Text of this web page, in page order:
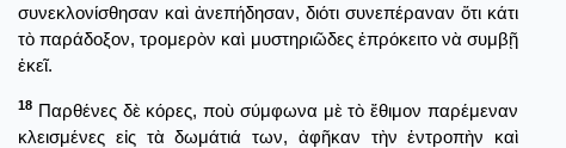
συνεκλονίσθησαν καὶ ἀνεπήδησαν, διότι συνεπέραναν ὅτι κάτι
τὸ παράδοξον, τρομερὸν καὶ μυστηριῶδες ἐπρόκειτο νὰ συμβῇ
ἐκεῖ.
18 Παρθένες δὲ κόρες, ποὺ σύμφωνα μὲ τὸ ἔθιμον παρέμεναν
κλεισμένες εἰς τὰ δωμάτιά των, ἀφῆκαν τὴν ἐντροπὴν καὶ